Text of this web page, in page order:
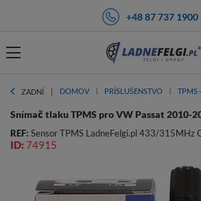
+48 87 737 1900
ZADNÍ DOMOV PRÍSLUŠENSTVO TPMS
Snímač tlaku TPMS pro VW Passat 2010-
REF: Sensor TPMS LadneFelgi.pl 433/315MHz
ID: 74915